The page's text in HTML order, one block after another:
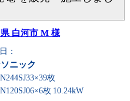
白河市 M 様
：
ニック
枚
枚 10.24kW